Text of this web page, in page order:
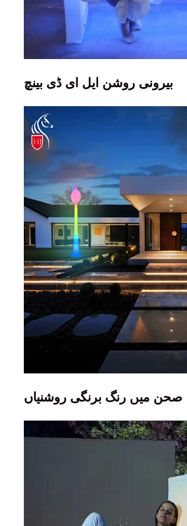
بیرونی روشن ایل ای ڈی بینچ
صحن میں رنگ برنگی روشنیاں